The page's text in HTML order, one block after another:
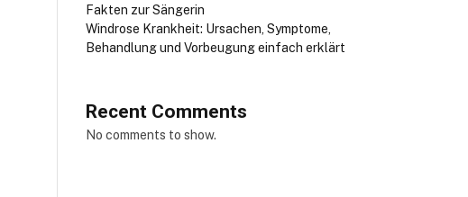
Fakten zur Sängerin
Windrose Krankheit: Ursachen, Symptome,
Behandlung und Vorbeugung einfach erklärt
Recent Comments
No comments to show.